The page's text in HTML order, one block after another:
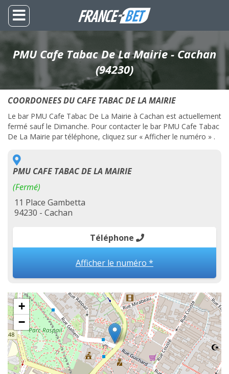
PMU Cafe Tabac De La Mairie - Cachan
(94230)
COORDONEES DU CAFE TABAC DE LA MAIRIE
Le bar PMU Cafe Tabac De La Mairie à Cachan est actuellement
fermé sauf le Dimanche. Pour contacter le bar PMU Cafe Tabac
De La Mairie par téléphone, cliquez sur « Afficher le numéro » .
PMU CAFE TABAC DE LA MAIRIE
(Fermé)
11 Place Gambetta
94230 - Cachan
Téléphone
Afficher le numéro *
+
−